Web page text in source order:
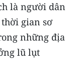
là người dân
gian sơ
những địa
lũ lụt